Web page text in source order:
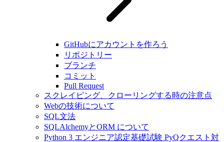
GitHubにアカウントを作ろう
リポジトリー
ブランチ
コミット
Pull Request
スクレイピング、クローリングする時の注意点
Webの技術について
SQL文法
SQLAlchemyとORM について
Python 3 エンジニア認定基礎試験 PyQクエスト対